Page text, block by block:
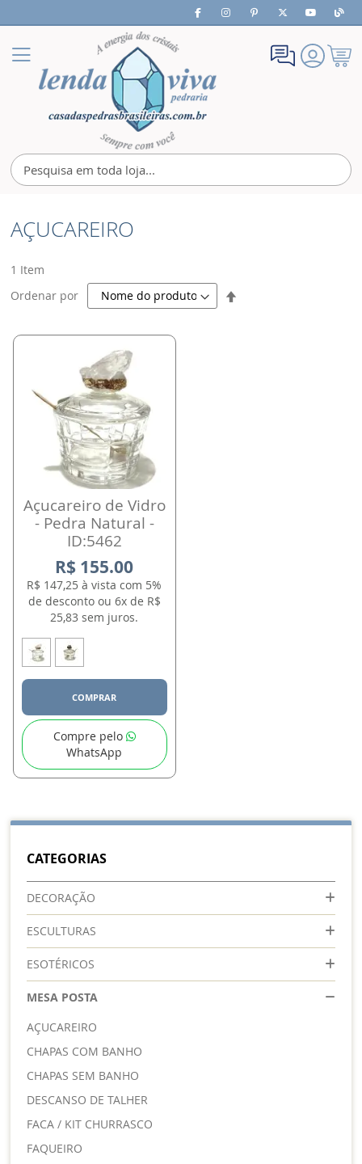
Nav
Meu
AÇUCAREIRO
1 Item
Ordenar por
Açucareiro de Vidro
- Pedra Natural -
ID:5462
R$ 155.00
R$ 147,25 à vista com 5%
de desconto ou 6x de R$
25,83 sem juros.
COMPRAR
Compre pelo
WhatsApp
CATEGORIAS
DECORAÇÃO
ESCULTURAS
ESOTÉRICOS
MESA POSTA
AÇUCAREIRO
CHAPAS COM BANHO
CHAPAS SEM BANHO
DESCANSO DE TALHER
FACA / KIT CHURRASCO
FAQUEIRO